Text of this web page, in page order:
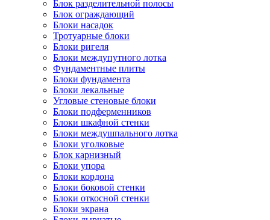
Блок разделительной полосы
Блок ограждающий
Блоки насадок
Тротуарные блоки
Блоки ригеля
Блоки междупутного лотка
Фундаментные плиты
Блоки фундамента
Блоки лекальные
Угловые стеновые блоки
Блоки подферменников
Блоки шкафной стенки
Блоки междушпального лотка
Блоки уголковые
Блок карнизный
Блоки упора
Блоки кордона
Блоки боковой стенки
Блоки откосной стенки
Блоки экрана